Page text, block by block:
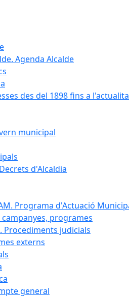
Agenda Alcalde
des del 1898 fins a
municipal
d'Alcaldia
Programa d'Actuació
programes
Procediments judicials
externs
general